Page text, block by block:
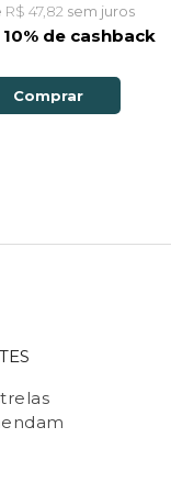
R$ 47,82 sem juros
10% de cashback
Comprar